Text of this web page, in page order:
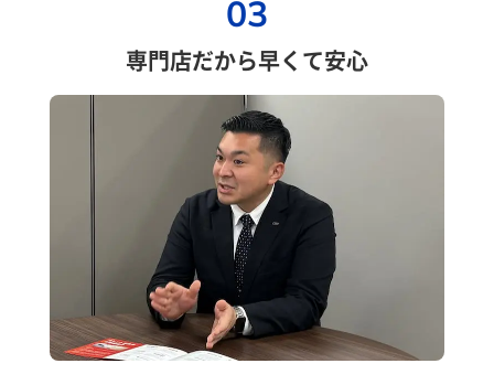
03
専門店だから早くて安心